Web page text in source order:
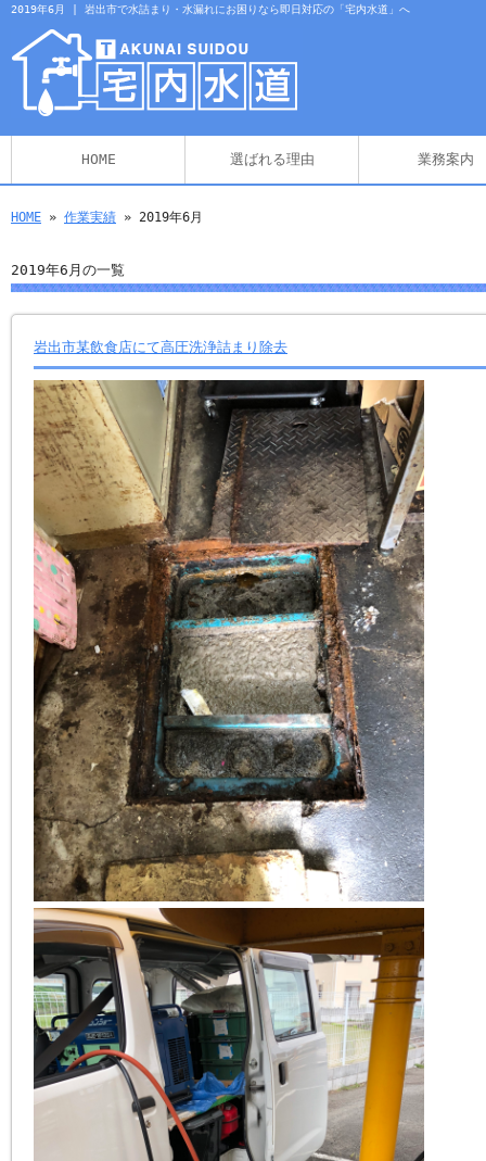
2019年6月 | 岩出市で水詰まり・水漏れにお困りなら即日対応の「宅内水道」へ
HOME 選ばれる理由 業務案内
HOME » 作業実績 » 2019年6月
2019年6月の一覧
岩出市某飲食店にて高圧洗浄詰まり除去